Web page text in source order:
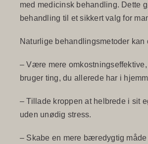
med medicinsk behandling. Dette
behandling til et sikkert valg for
Naturlige behandlingsmetoder kan
– Være mere
bruger ting, du allerede har i
– Tillade kroppen at helbrede i sit
uden unødig stress.
– Skabe en mere bæredygtig